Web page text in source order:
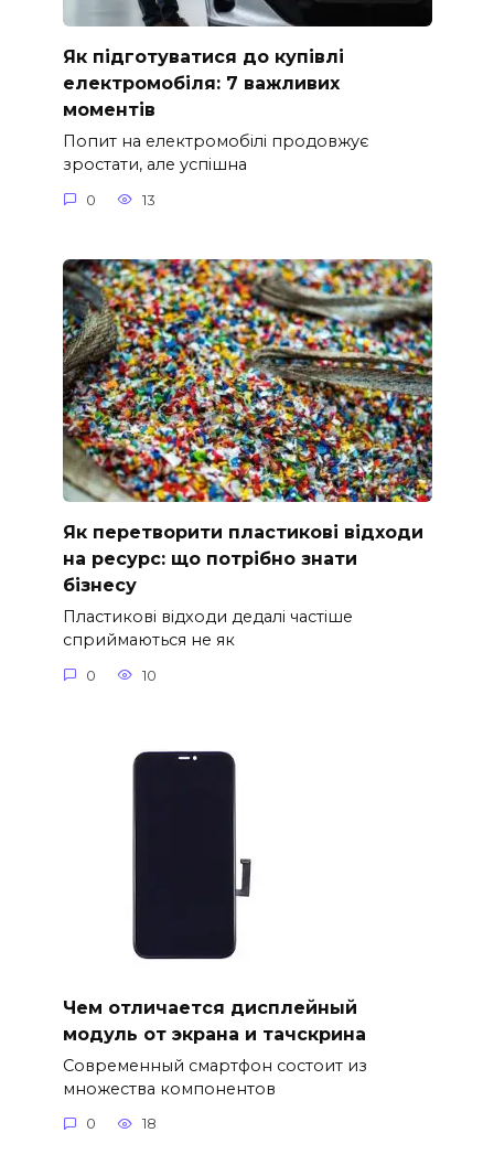
Як підготуватися до купівлі
електромобіля: 7 важливих
моментів
Попит на електромобілі продовжує
зростати, але успішна
0 13
Як перетворити пластикові відходи
на ресурс: що потрібно знати
бізнесу
Пластикові відходи дедалі частіше
сприймаються не як
0 10
Чем отличается дисплейный
модуль от экрана и тачскрина
Современный смартфон состоит из
множества компонентов
0 18